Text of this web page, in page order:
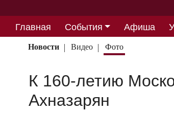
Главная События Афиша
Партнерство
Новости Видео Фото
К 160-летию
Ахназарян